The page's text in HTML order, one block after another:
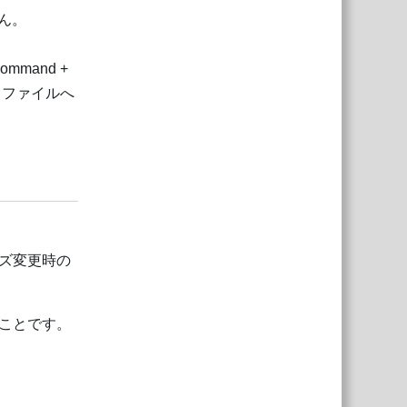
。
+
ァイルへ
変更時の
とです。